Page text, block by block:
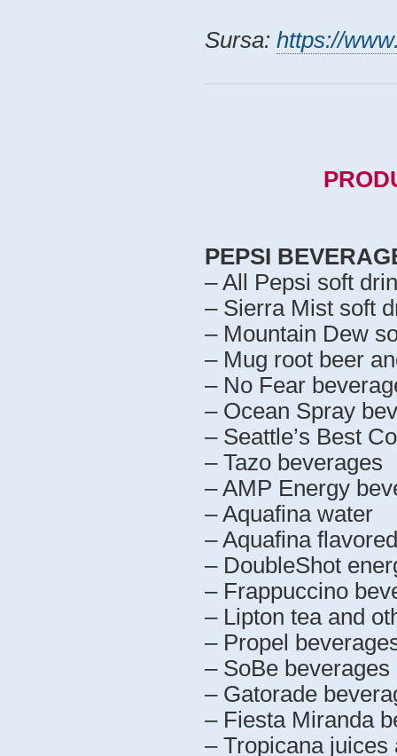
Sursa: https://
PEPSI
– All Pepsi soft
– Sierra Mist soft
– Mountain Dew
– Mug root beer
– No Fear
– Ocean Spray
– Seattle’s Best
– Tazo beverages
– AMP Energy
– Aquafina water
– Aquafina
– DoubleShot
– Frappuccino
– Lipton tea and
– Propel
– SoBe beverages
– Gatorade
– Fiesta Miranda
– Tropicana juices